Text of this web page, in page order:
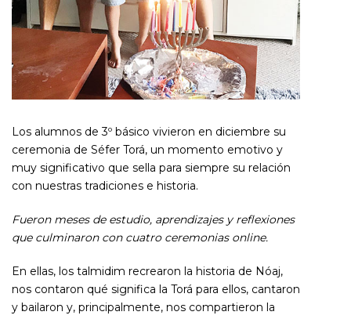
Los alumnos de 3º básico vivieron en diciembre su
ceremonia de Séfer Torá, un momento emotivo y
muy significativo que sella para siempre su relación
con nuestras tradiciones e historia.
Fueron meses de estudio, aprendizajes y reflexiones
que culminaron con cuatro ceremonias online.
En ellas, los talmidim recrearon la historia de Nóaj,
nos contaron qué significa la Torá para ellos, cantaron
y bailaron y, principalmente, nos compartieron la